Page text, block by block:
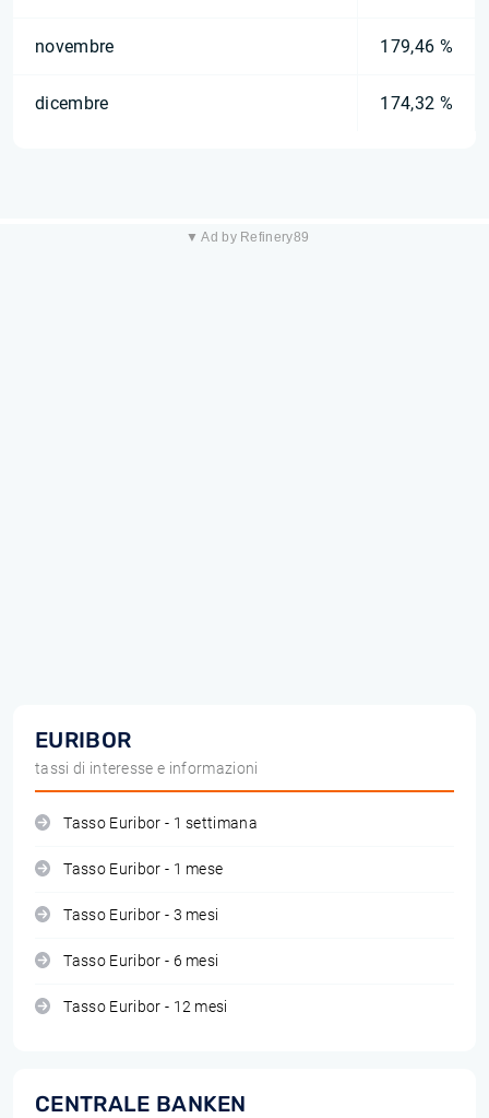
novembre 179,46 %
dicembre 174,32 %
▼ Ad by Refinery89
EURIBOR
tassi di interesse e informazioni
Tasso Euribor - 1 settimana
Tasso Euribor - 1 mese
Tasso Euribor - 3 mesi
Tasso Euribor - 6 mesi
Tasso Euribor - 12 mesi
CENTRALE BANKEN